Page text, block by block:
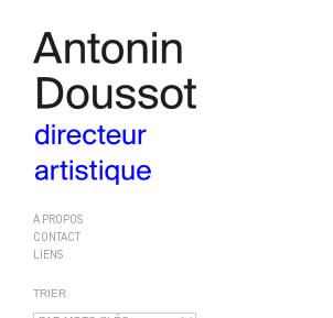
À PROPOS
CONTACT
LIENS
TRIER